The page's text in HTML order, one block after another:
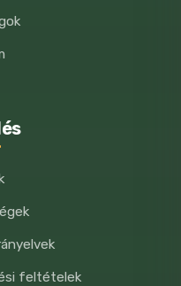
feltételek